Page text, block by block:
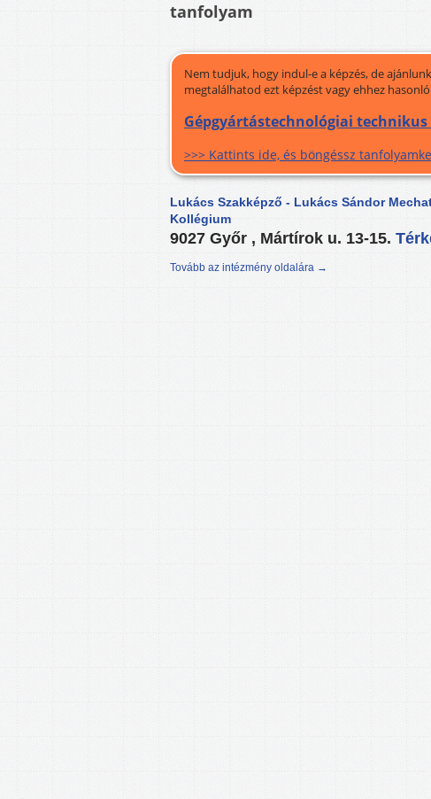
tanfolyam
Nem tudjuk, hogy indul-e a képzés, de
megtalálhatod ezt képzést vagy ehhez
Gépgyártástechnológiai
>>> Kattints ide, és böngéssz
Lukács Szakképző - Lukács Sándor
Kollégium
9027 Győr , Mártírok u. 13-15.
Tovább az intézmény oldalára →